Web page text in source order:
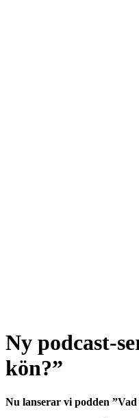
Ny podcast-
kön?”
Nu lanserar vi podden